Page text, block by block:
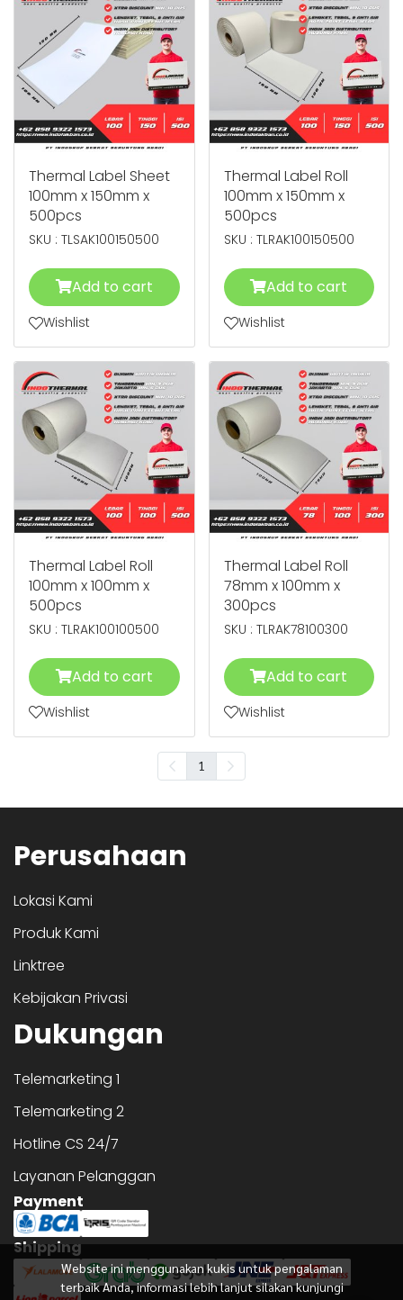
Thermal Label Sheet
100mm x 150mm x
500pcs
SKU : TLSAK100150500
Add to cart
Wishlist
Thermal Label Roll
100mm x 150mm x
500pcs
SKU : TLRAK100150500
Add to cart
Wishlist
Thermal Label Roll
100mm x 100mm x
500pcs
SKU : TLRAK100100500
Add to cart
Wishlist
Thermal Label Roll
78mm x 100mm x
300pcs
SKU : TLRAK78100300
Add to cart
Wishlist
1
Website ini menggunakan kukis untuk pengalaman
terbaik Anda, informasi lebih lanjut silakan kunjungi
Perusahaan
Lokasi Kami
Produk Kami
Linktree
Kebijakan Privasi
Dukungan
Telemarketing 1
Telemarketing 2
Hotline CS 24/7
Layanan Pelanggan
Payment
Shipping